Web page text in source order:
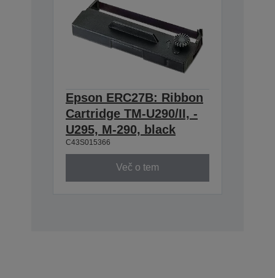
Epson ERC27B: Ribbon
Cartridge TM-U290/II, -
U295, M-290, black
C43S015366
Več o tem